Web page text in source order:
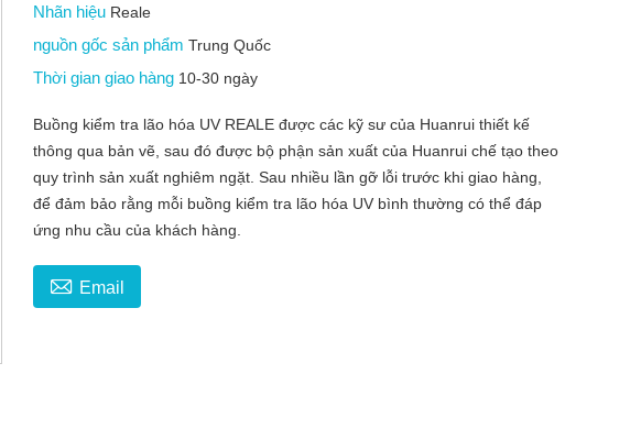
Nhãn hiệu Reale
nguồn gốc sản phẩmTrung Quốc
Thời gian giao hàng 10-30 ngày
Buồng kiểm tra lão hóa UV REALE được các kỹ sư của Huanrui thiết kế
thông qua bản vẽ, sau đó được bộ phận sản xuất của Huanrui chế tạo theo
quy trình sản xuất nghiêm ngặt. Sau nhiều lần gỡ lỗi trước khi giao hàng,
để đảm bảo rằng mỗi buồng kiểm tra lão hóa UV bình thường có thể đáp
ứng nhu cầu của khách hàng.
 Email